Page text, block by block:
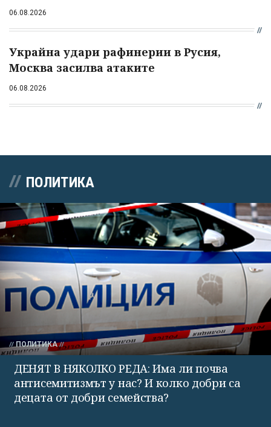
06.08.2026
Украйна удари рафинерии в Русия,
Москва засилва атаките
06.08.2026
ПОЛИТИКА
ПОЛИТИКА
ДЕНЯТ В НЯКОЛКО РЕДА: Има ли почва
антисемитизмът у нас? И колко добри са
децата от добри семейства?